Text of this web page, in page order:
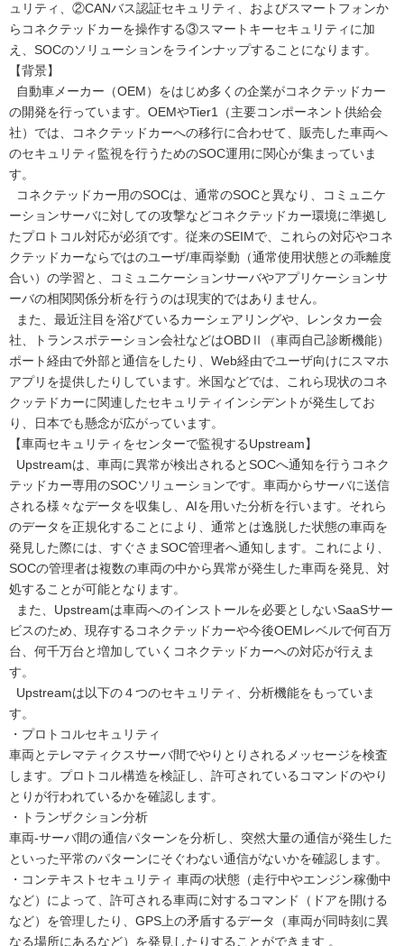
ュリティ、②CANバス認証セキュリティ、およびスマートフォンか
らコネクテッドカーを操作する③スマートキーセキュリティに加
え、SOCのソリューションをラインナップすることになります。
【背景】
自動車メーカー（OEM）をはじめ多くの企業がコネクテッドカー
の開発を行っています。OEMやTier1（主要コンポーネント供給会
社）では、コネクテッドカーへの移行に合わせて、販売した車両へ
のセキュリティ監視を行うためのSOC運用に関心が集まっていま
す。
コネクテッドカー用のSOCは、通常のSOCと異なり、コミュニケ
ーションサーバに対しての攻撃などコネクテッドカー環境に準拠し
たプロトコル対応が必須です。従来のSEIMで、これらの対応やコネ
クテッドカーならではのユーザ/車両挙動（通常使用状態との乖離度
合い）の学習と、コミュニケーションサーバやアプリケーションサ
ーバの相関関係分析を行うのは現実的ではありません。
また、最近注目を浴びているカーシェアリングや、レンタカー会
社、トランスポテーション会社などはOBDⅡ（車両自己診断機能）
ポート経由で外部と通信をしたり、Web経由でユーザ向けにスマホ
アプリを提供したりしています。米国などでは、これら現状のコネ
クッテドカーに関連したセキュリティインシデントが発生してお
り、日本でも懸念が広がっています。
【車両セキュリティをセンターで監視するUpstream】
Upstreamは、車両に異常が検出されるとSOCへ通知を行うコネク
テッドカー専用のSOCソリューションです。車両からサーバに送信
される様々なデータを収集し、AIを用いた分析を行います。それら
のデータを正規化することにより、通常とは逸脱した状態の車両を
発見した際には、すぐさまSOC管理者へ通知します。これにより、
SOCの管理者は複数の車両の中から異常が発生した車両を発見、対
処することが可能となります。
また、Upstreamは車両へのインストールを必要としないSaaSサー
ビスのため、現存するコネクテッドカーや今後OEMレベルで何百万
台、何千万台と増加していくコネクテッドカーへの対応が行えま
す。
Upstreamは以下の４つのセキュリティ、分析機能をもっていま
す。
・プロトコルセキュリティ
車両とテレマティクスサーバ間でやりとりされるメッセージを検査
します。プロトコル構造を検証し、許可されているコマンドのやり
とりが行われているかを確認します。
・トランザクション分析
車両-サーバ間の通信パターンを分析し、突然大量の通信が発生した
といった平常のパターンにそぐわない通信がないかを確認します。
・コンテキストセキュリティ 車両の状態（走行中やエンジン稼働中
など）によって、許可される車両に対するコマンド（ドアを開ける
など）を管理したり、GPS上の矛盾するデータ（車両が同時刻に異
なる場所にあるなど）を発見したりすることができます 。